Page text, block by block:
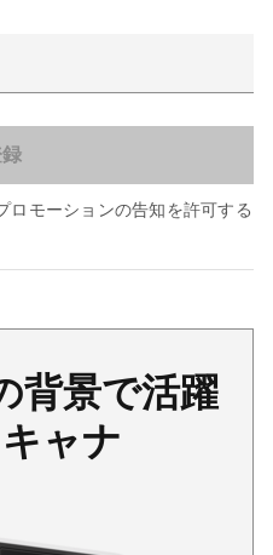
ロモーションの告知を許可する
背景で活躍
ャナ